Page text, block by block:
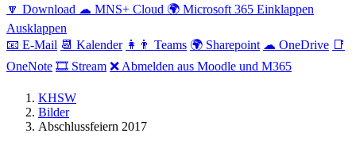
🔽 Download ☁ MNS+ Cloud 🌍 Microsoft 365 Einklappen
Ausklappen
📧 E-Mail 📆 Kalender 👩👨 Teams 🌍 Sharepoint ☁ OneDrive 📑
OneNote 🎞 Stream ❌ Abmelden aus Moodle und M365
KHSW
Bilder
Abschlussfeiern 2017